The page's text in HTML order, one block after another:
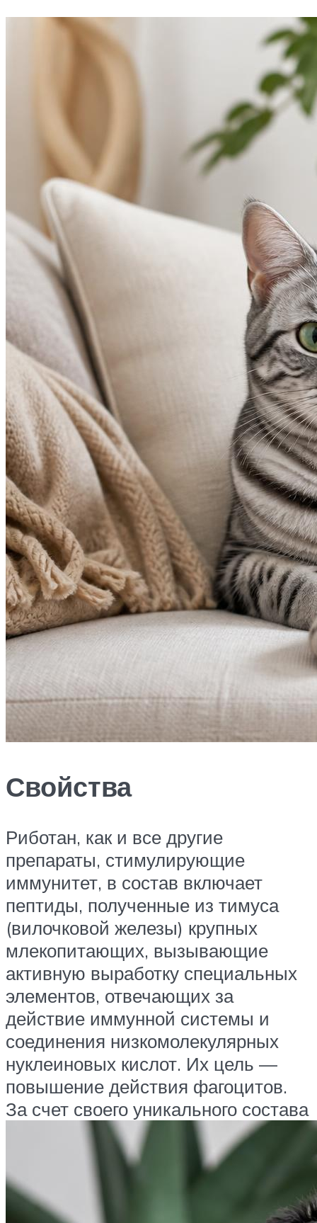
Свойства
Риботан, как и все другие
препараты, стимулирующие
иммунитет, в состав включает
пептиды, полученные из тимуса
(вилочковой железы) крупных
млекопитающих, вызывающие
активную выработку специальных
элементов, отвечающих за
действие иммунной системы и
соединения низкомолекулярных
нуклеиновых кислот. Их цель —
повышение действия фагоцитов.
За счет своего уникального состава